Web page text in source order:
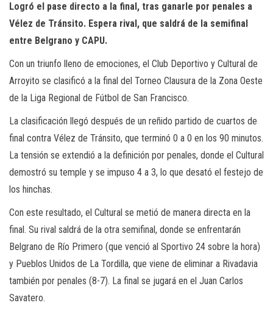
Logró el pase directo a la final, tras ganarle por penales a
Vélez de Tránsito. Espera rival, que saldrá de la semifinal
entre Belgrano y CAPU.
Con un triunfo lleno de emociones, el Club Deportivo y Cultural de
Arroyito se clasificó a la final del Torneo Clausura de la Zona Oeste
de la Liga Regional de Fútbol de San Francisco.
La clasificación llegó después de un reñido partido de cuartos de
final contra Vélez de Tránsito, que terminó 0 a 0 en los 90 minutos.
La tensión se extendió a la definición por penales, donde el Cultural
demostró su temple y se impuso 4 a 3, lo que desató el festejo de
los hinchas.
Con este resultado, el Cultural se metió de manera directa en la
final. Su rival saldrá de la otra semifinal, donde se enfrentarán
Belgrano de Río Primero (que venció al Sportivo 24 sobre la hora)
y Pueblos Unidos de La Tordilla, que viene de eliminar a Rivadavia
también por penales (8-7). La final se jugará en el Juan Carlos
Savatero.